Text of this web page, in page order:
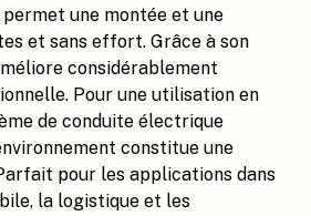
une montée et une
et sans effort. Grâce à son
considérablement
Pour une utilisation en
de conduite électrique
constitue une
pour les applications dans
la logistique et les